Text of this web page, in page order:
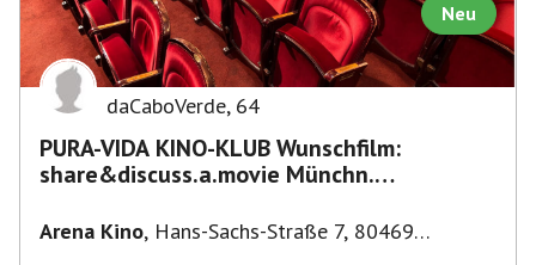
Neu
daCaboVerde, 64
PURA-VIDA KINO-KLUB Wunschfilm:
share&discuss.a.movie Münchn.
Arena Kino, Hans-Sachs-Straße 7, 80469